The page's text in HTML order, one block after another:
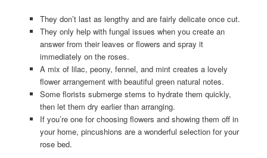
They don’t last as lengthy and are fairly delicate once cut.
They only help with fungal issues when you create an
answer from their leaves or flowers and spray it
immediately on the roses.
A mix of lilac, peony, fennel, and mint creates a lovely
flower arrangement with beautiful green natural notes.
Some florists submerge stems to hydrate them quickly,
then let them dry earlier than arranging.
If you’re one for choosing flowers and showing them off in
your home, pincushions are a wonderful selection for your
rose bed.